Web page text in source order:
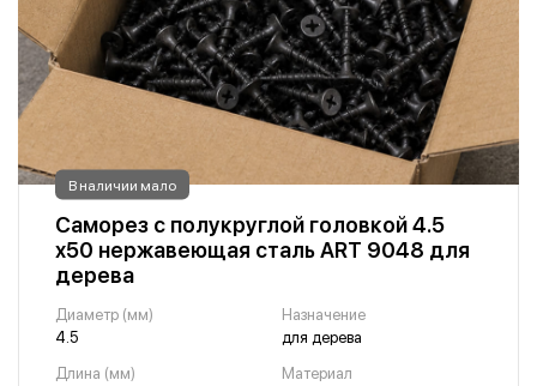
В наличии мало
Саморез с полукруглой головкой 4.5
х50 нержавеющая сталь ART 9048 для
дерева
Диаметр (мм)
4.5
Назначение
для дерева
Длина (мм)
Материал